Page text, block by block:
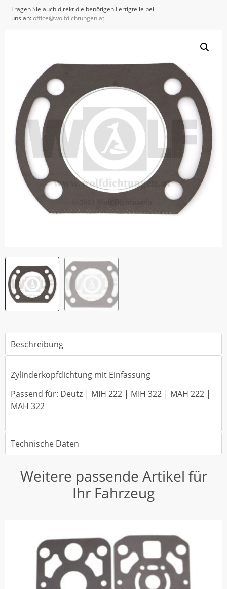
Fragen Sie auch direkt die benötigen Fertigteile bei
uns an:office@wolfdichtungen.at
Beschreibung
Zylinderkopfdichtung mit Einfassung
Passend für: Deutz | MIH 222 | MIH 322 | MAH 222 |
MAH 322
Technische Daten
Weitere passende Artikel für
Ihr Fahrzeug